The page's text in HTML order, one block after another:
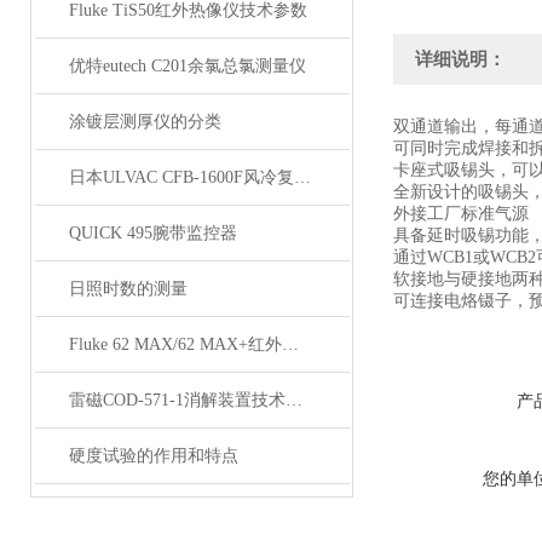
Fluke TiS50红外热像仪技术参数
优特eutech C201余氯总氯测量仪
涂镀层测厚仪的分类
日本ULVAC CFB-1600F风冷复合分子泵技术资料
QUICK 495腕带监控器
日照时数的测量
Fluke 62 MAX/62 MAX+红外线测温仪技术资料
雷磁COD-571-1消解装置技术参数
硬度试验的作用和特点
详细说明：
双通道输出，每通
可同时完成焊接和
卡座式吸锡头，可
全新设计的吸锡头
外接工厂标准气源
具备延时吸锡功能
通过WCB1或
软接地与硬接地两
可连接电烙镊子，
产
您的单